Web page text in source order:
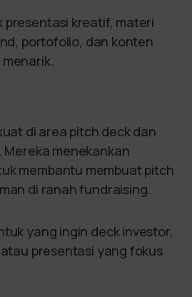
presentasi kreatif, materi
portofolio, dan konten
di area pitch deck dan
menekankan
membantu membuat pitch
di ranah fundraising.
yang ingin deck investor,
presentasi yang fokus